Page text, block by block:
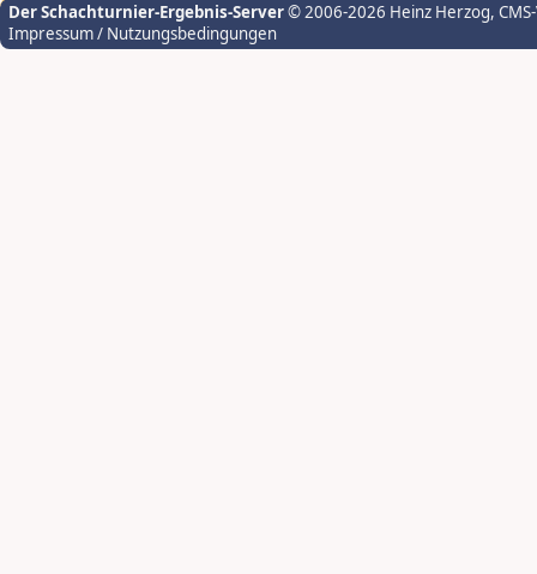
Der Schachturnier-Ergebnis-Server© 2006-2026 Heinz Herzog,
Impressum / Nutzungsbedingungen